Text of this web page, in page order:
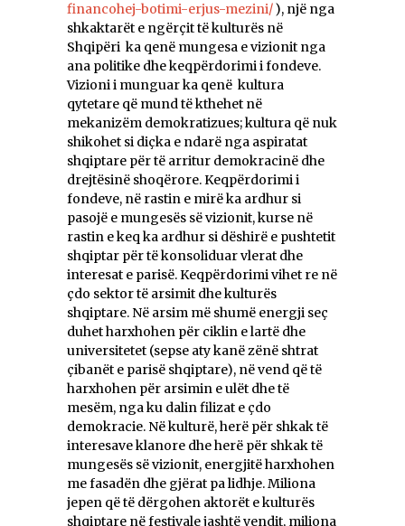
financohej-botimi-erjus-mezini/), një nga
shkaktarët e ngërçit të kulturës në
Shqipëri ka qenë mungesa e vizionit nga
ana politike dhe keqpërdorimi i fondeve.
Vizioni i munguar ka qenë kultura
qytetare që mund të kthehet në
mekanizëm demokratizues; kultura që nuk
shikohet si diçka e ndarë nga aspiratat
shqiptare për të arritur demokracinë dhe
drejtësinë shoqërore. Keqpërdorimi i
fondeve, në rastin e mirë ka ardhur si
pasojë e mungesës së vizionit, kurse në
rastin e keq ka ardhur si dëshirë e pushtetit
shqiptar për të konsoliduar vlerat dhe
interesat e parisë. Keqpërdorimi vihet re në
çdo sektor të arsimit dhe kulturës
shqiptare. Në arsim më shumë energji seç
duhet harxhohen për ciklin e lartë dhe
universitetet (sepse aty kanë zënë shtrat
çibanët e parisë shqiptare), në vend që të
harxhohen për arsimin e ulët dhe të
mesëm, nga ku dalin filizat e çdo
demokracie. Në kulturë, herë për shkak të
interesave klanore dhe herë për shkak të
mungesës së vizionit, energjitë harxhohen
me fasadën dhe gjërat pa lidhje. Miliona
jepen që të dërgohen aktorët e kulturës
shqiptare në festivale jashtë vendit, miliona